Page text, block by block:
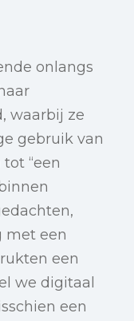
onlangs
waarbij ze
gebruik van
“een
met een
een
we digitaal
een